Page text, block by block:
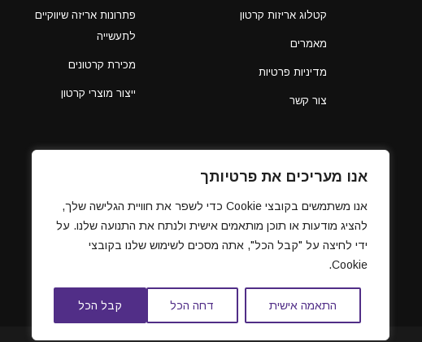
אנו מעריכים את פרטיותך
אנו משתמשים בקובצי Cookie כדי לשפר את חוויית הגלישה שלך,
להציג מודעות או תוכן מותאמים אישית ולנתח את התנועה שלנו. על
ידי לחיצה על "קבל הכל", אתה מסכים לשימוש שלנו בקובצי
Cookie.
התאמה אישית דחה הכל קבל הכל
פתרונות אריזה שיווקיים
לתעשייה
מכירת קרטונים
ייצור מוצרי קרטון
קטלוג אריזות קרטון
מאמרים
מדיניות פרטיות
צור קשר